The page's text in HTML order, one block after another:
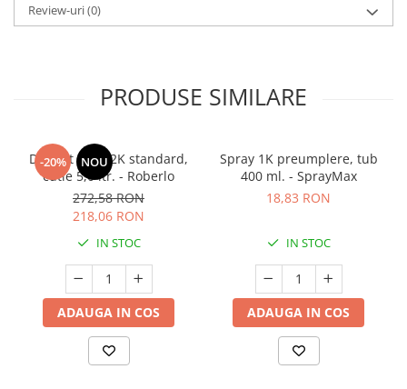
Review-uri(0)
PRODUSE SIMILARE
-20% NOU
Diluant S322 2K standard,
cutie 5,0 ltr. - Roberlo
272,58 RON
218,06 RON
IN STOC
ADAUGA IN COS
Spray 1K preumplere, tub
400 ml. - SprayMax
18,83 RON
IN STOC
ADAUGA IN COS